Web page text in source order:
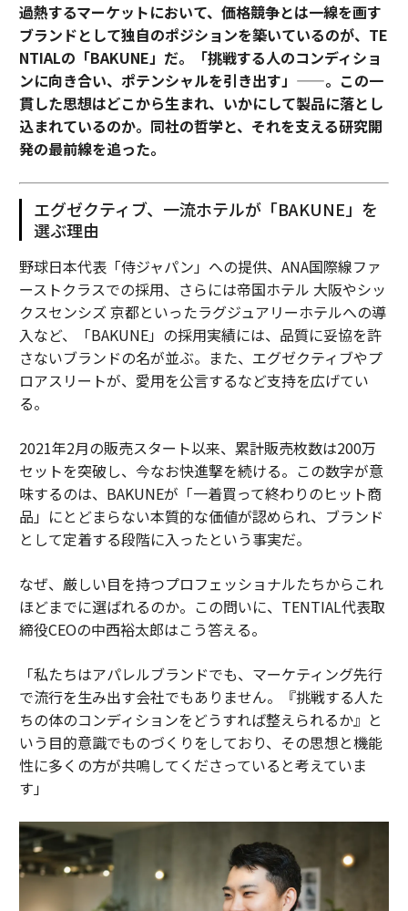
過熱するマーケットにおいて、価格競争とは一線を画す
ブランドとして独自のポジションを築いているのが、TE
NTIALの「BAKUNE」だ。「挑戦する人のコンディショ
ンに向き合い、ポテンシャルを引き出す」——。この一
貫した思想はどこから生まれ、いかにして製品に落とし
込まれているのか。同社の哲学と、それを支える研究開
発の最前線を追った。
エグゼクティブ、一流ホテルが「BAKUNE」を
選ぶ理由
野球日本代表「侍ジャパン」への提供、ANA国際線ファ
ーストクラスでの採用、さらには帝国ホテル 大阪やシッ
クスセンシズ 京都といったラグジュアリーホテルへの導
入など、「BAKUNE」の採用実績には、品質に妥協を許
さないブランドの名が並ぶ。また、エグゼクティブやプ
ロアスリートが、愛用を公言するなど支持を広げてい
る。
2021年2月の販売スタート以来、累計販売枚数は200万
セットを突破し、今なお快進撃を続ける。この数字が意
味するのは、BAKUNEが「一着買って終わりのヒット商
品」にとどまらない本質的な価値が認められ、ブランド
として定着する段階に入ったという事実だ。
なぜ、厳しい目を持つプロフェッショナルたちからこれ
ほどまでに選ばれるのか。この問いに、TENTIAL代表取
締役CEOの中西裕太郎はこう答える。
「私たちはアパレルブランドでも、マーケティング先行
で流行を生み出す会社でもありません。『挑戦する人た
ちの体のコンディションをどうすれば整えられるか』と
いう目的意識でものづくりをしており、その思想と機能
性に多くの方が共鳴してくださっていると考えていま
す」